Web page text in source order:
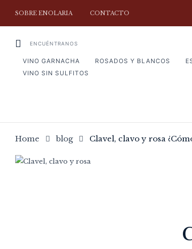
SOBRE ENOLARIA CONTACTO
ENCUÉNTRANOS
VINO GARNACHA ROSADOS Y BLANCOS
VINO SIN SULFITOS
Home blog Clavel, clavo y rosa